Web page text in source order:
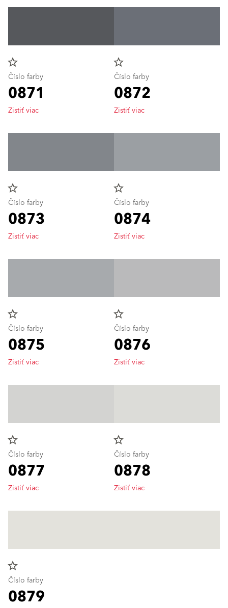
star_border
Číslo farby
0871
Zistiť viac
star_border
Číslo farby
0872
Zistiť viac
star_border
Číslo farby
0873
Zistiť viac
star_border
Číslo farby
0874
Zistiť viac
star_border
Číslo farby
0875
Zistiť viac
star_border
Číslo farby
0876
Zistiť viac
star_border
Číslo farby
0877
Zistiť viac
star_border
Číslo farby
0878
Zistiť viac
star_border
Číslo farby
0879